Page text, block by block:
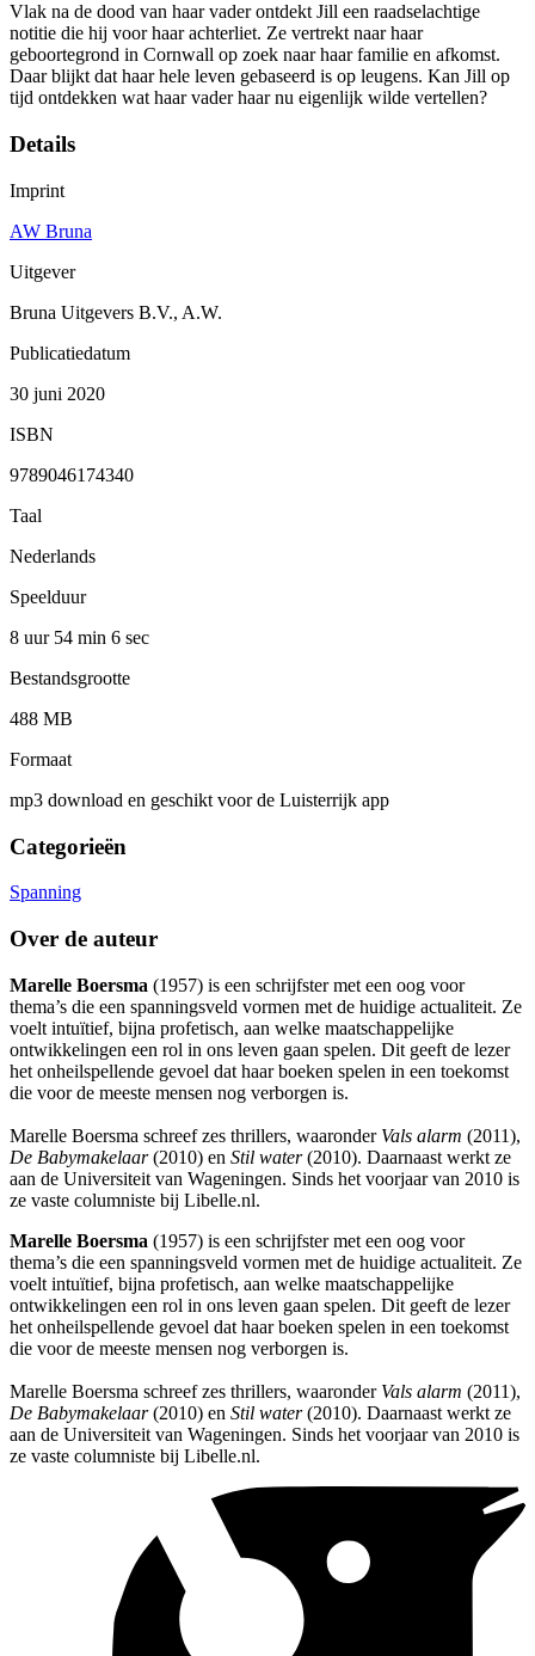
Vlak na de dood van haar vader ontdekt Jill een raadselachtige
notitie die hij voor haar achterliet. Ze vertrekt naar haar
geboortegrond in Cornwall op zoek naar haar familie en afkomst.
Daar blijkt dat haar hele leven gebaseerd is op leugens. Kan Jill op
tijd ontdekken wat haar vader haar nu eigenlijk wilde vertellen?
Details
Imprint
AW Bruna
Uitgever
Bruna Uitgevers B.V., A.W.
Publicatiedatum
30 juni 2020
ISBN
9789046174340
Taal
Nederlands
Speelduur
8 uur 54 min 6 sec
Bestandsgrootte
488 MB
Formaat
mp3 download en geschikt voor de Luisterrijk app
Categorieën
Spanning
Over de auteur
Marelle Boersma (1957) is een schrijfster met een oog voor
thema’s die een spanningsveld vormen met de huidige actualiteit. Ze
voelt intuïtief, bijna profetisch, aan welke maatschappelijke
ontwikkelingen een rol in ons leven gaan spelen. Dit geeft de lezer
het onheilspellende gevoel dat haar boeken spelen in een toekomst
die voor de meeste mensen nog verborgen is.
Marelle Boersma schreef zes thrillers, waaronder Vals alarm (2011),
De Babymakelaar(2010) en Stil water(2010). Daarnaast werkt ze
aan de Universiteit van Wageningen. Sinds het voorjaar van 2010 is
ze vaste columniste bij Libelle.nl.
Marelle Boersma (1957) is een schrijfster met een oog voor
thema’s die een spanningsveld vormen met de huidige actualiteit. Ze
voelt intuïtief, bijna profetisch, aan welke maatschappelijke
ontwikkelingen een rol in ons leven gaan spelen. Dit geeft de lezer
het onheilspellende gevoel dat haar boeken spelen in een toekomst
die voor de meeste mensen nog verborgen is.
Marelle Boersma schreef zes thrillers, waaronder Vals alarm (2011),
De Babymakelaar(2010) en Stil water(2010). Daarnaast werkt ze
aan de Universiteit van Wageningen. Sinds het voorjaar van 2010 is
ze vaste columniste bij Libelle.nl.